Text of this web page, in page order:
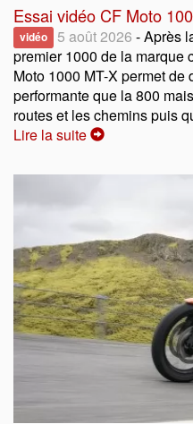
Essai vidéo CF Moto
vidéo 5 août 2026 - Après
premier 1000 de la marque
Moto 1000 MT-X permet
performante que la 800
routes et les chemins puis
Lire la suite